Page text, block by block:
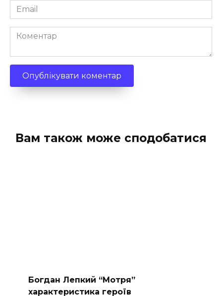
Email
*
Коментар
Вам також може сподобатися
Богдан Лепкий “Мотря”
характеристика героїв